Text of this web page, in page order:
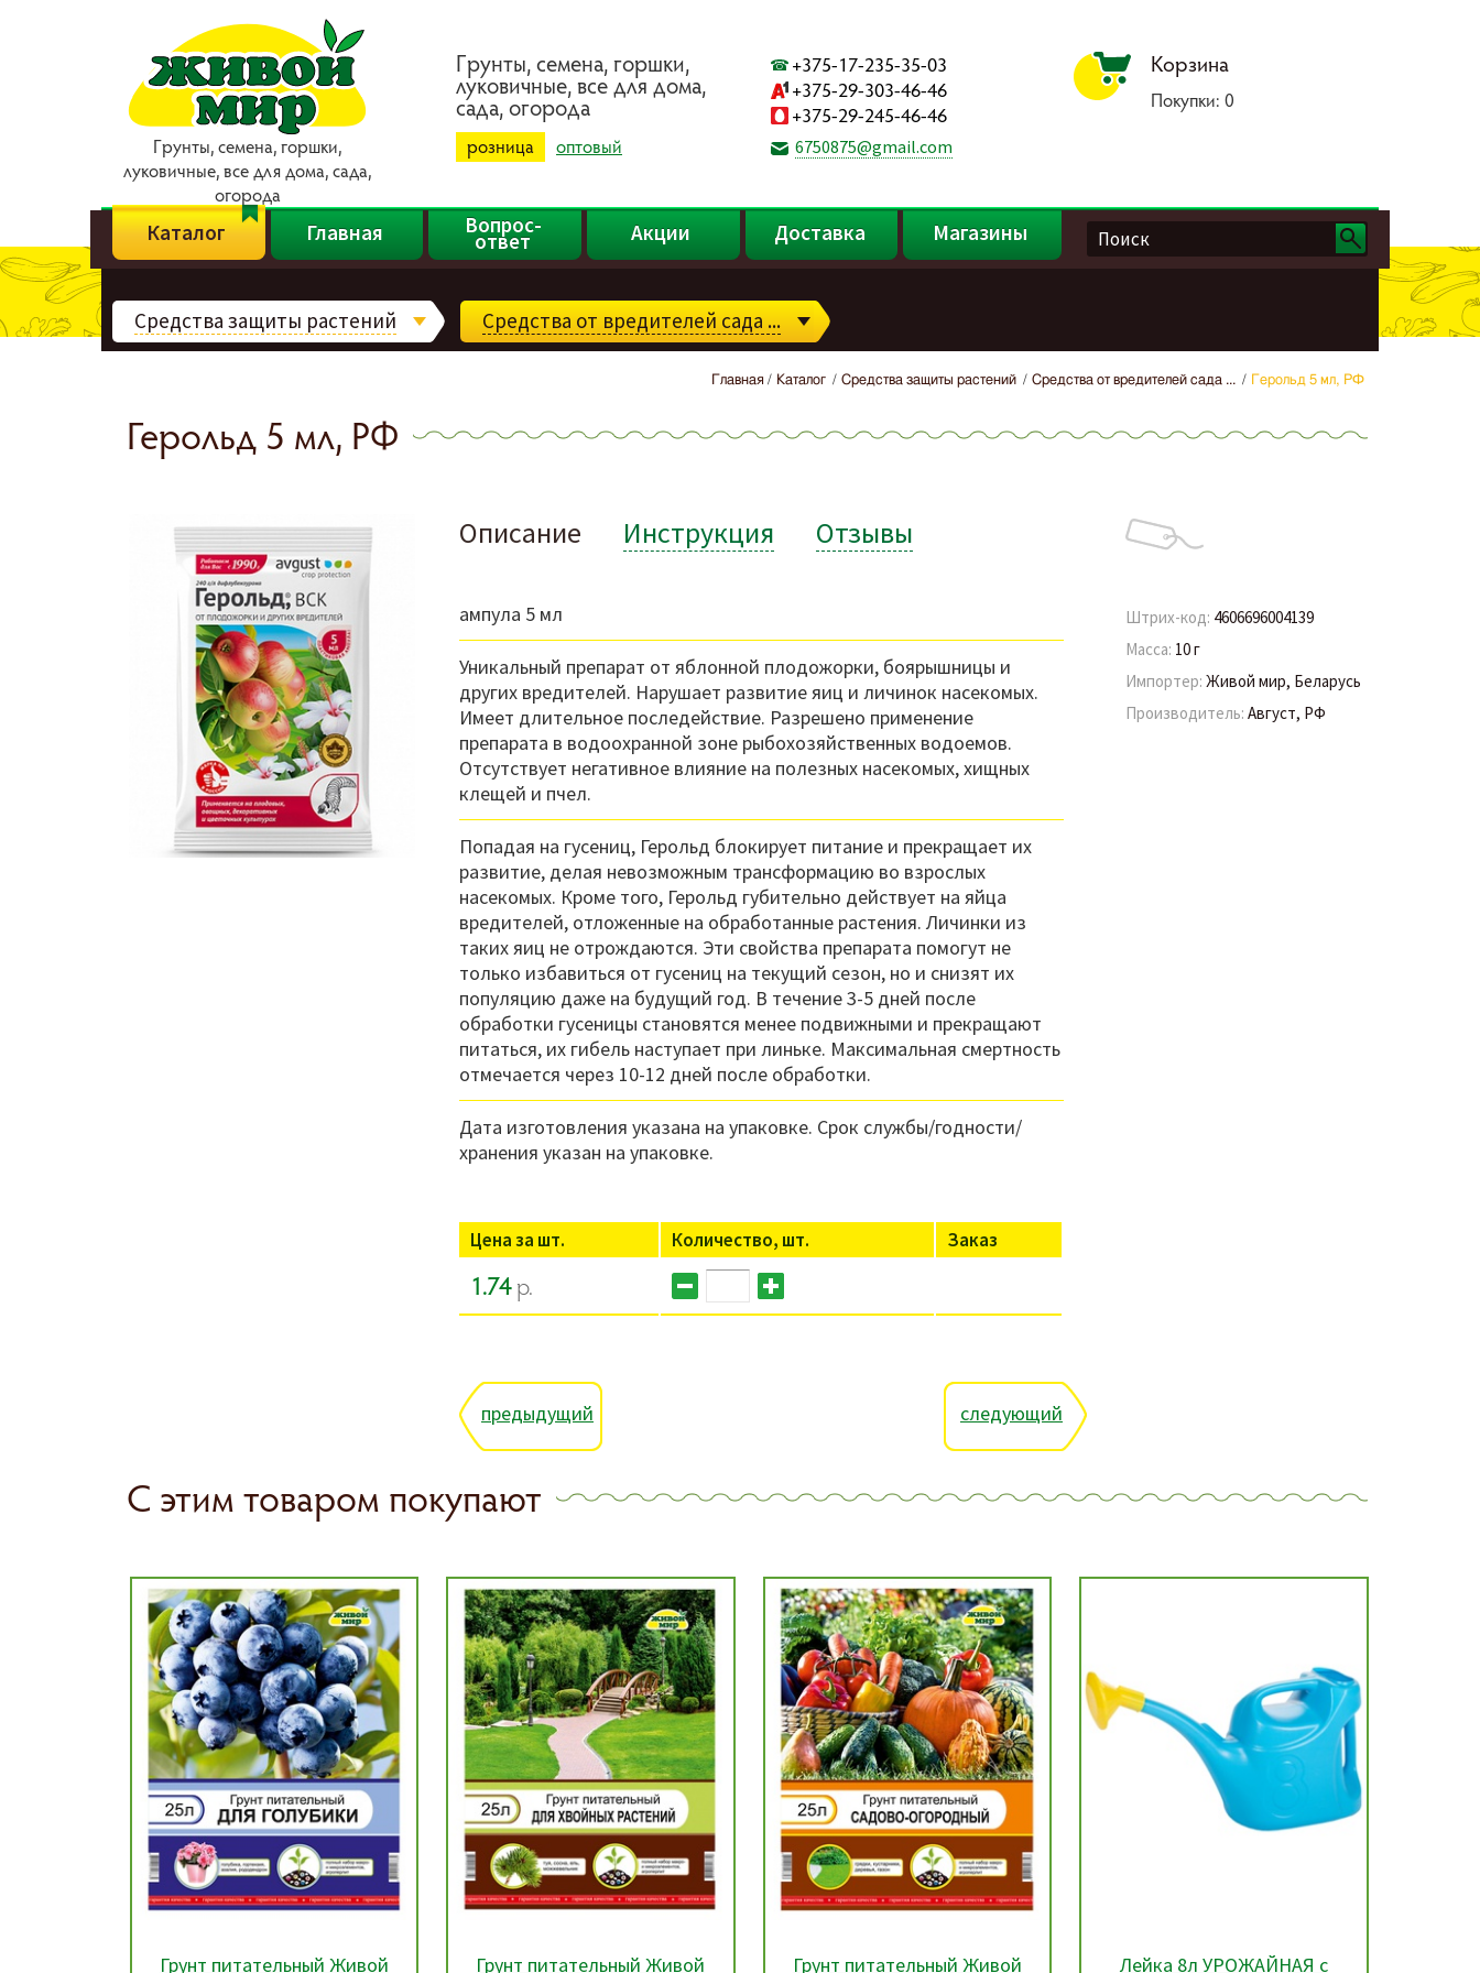
Гpyнты, ceмeнa, гopшки,
лyкoвичныe, вce для дoмa, caдa,
oгopoдa
Гpyнты, ceмeнa, гopшки,
лyкoвичныe, вce для дoмa,
caдa, oгopoдa
розница оптовый
+375-17-235-35-03
+375-29-303-46-46
+375-29-245-46-46
6750875@gmail.com
Корзина
Покупки:0
Каталог Главная Вопрос-
ответ Акции Доставка Магазины
Средства защиты растений Средства от вредителей сада ...
Главная Каталог Средства защиты растений Средства от вредителей сада ... Герольд 5 мл, РФ
Герольд 5 мл, РФ
Штрих-код: 4606696004139
Масса: 10 г
Импортер: Живой мир, Беларусь
Производитель: Август, РФ
Описание Инструкция Отзывы
ампула 5 мл
Уникальный препарат от яблонной плодожорки, боярышницы и
других вредителей. Нарушает развитие яиц и личинок насекомых.
Имеет длительное последействие. Разрешено применение
препарата в водоохранной зоне рыбохозяйственных водоемов.
Отсутствует негативное влияние на полезных насекомых, хищных
клещей и пчел.
Попадая на гусениц, Герольд блокирует питание и прекращает их
развитие, делая невозможным трансформацию во взрослых
насекомых. Кроме того, Герольд губительно действует на яйца
вредителей, отложенные на обработанные растения. Личинки из
таких яиц не отрождаются. Эти свойства препарата помогут не
только избавиться от гусениц на текущий сезон, но и снизят их
популяцию даже на будущий год. В течение 3-5 дней после
обработки гусеницы становятся менее подвижными и прекращают
питаться, их гибель наступает при линьке. Максимальная смертность
отмечается через 10-12 дней после обработки.
Дата изготовления указана на упаковке. Срок службы/годности/
хранения указан на упаковке.
Цена за шт. Количество, шт. Заказ
1.74 р.
предыдущий следующий
С этим товаром покупают
Грунт питательный Живой Грунт питательный Живой Грунт питательный Живой Лейка 8л УРОЖАЙНАЯ с